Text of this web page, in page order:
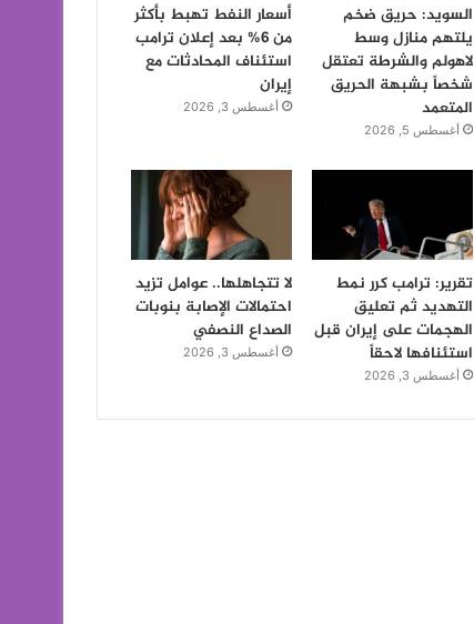
السويد: حريق ضخم
يلتهم منازل وسط
لاهولم والشرطة تعتقل
شخصاً بشبهة الحريق
المتعمد
أغسطس 5, 2026
أسعار النفط تهبط بأكثر
من 6% بعد إعلان ترامب
استئناف المحادثات مع
إيران
أغسطس 3, 2026
تقرير: ترامب كرر نمط
التهديد ثم تعليق
الهجمات على إيران قبل
استئنافها لاحقاً
أغسطس 3, 2026
لا تتجاهلها.. عوامل تزيد
احتمالات الإصابة بنوبات
الصداع النصفي
أغسطس 3, 2026